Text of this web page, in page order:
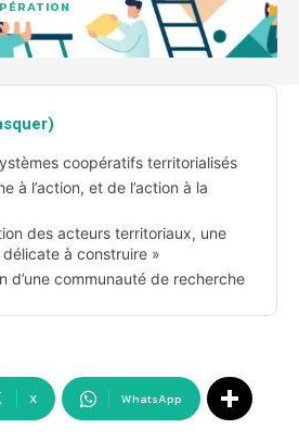
coopératifs territorialisés
à l’action, et de l’action à la
des acteurs territoriaux, une
à construire »
d’une communauté de recherche
X WhatsApp